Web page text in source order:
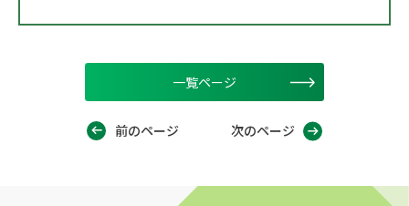
前のページ
一覧ページ
次のページ